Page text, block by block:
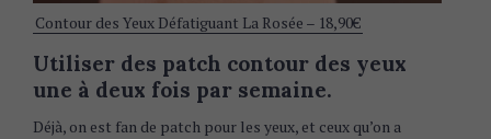
Contour des Yeux Défatiguant La Rosée – 18,90€
Utiliser des patch contour des yeux
une à deux fois par semaine.
Déjà, on est fan de patch pour les yeux, et ceux qu’on a